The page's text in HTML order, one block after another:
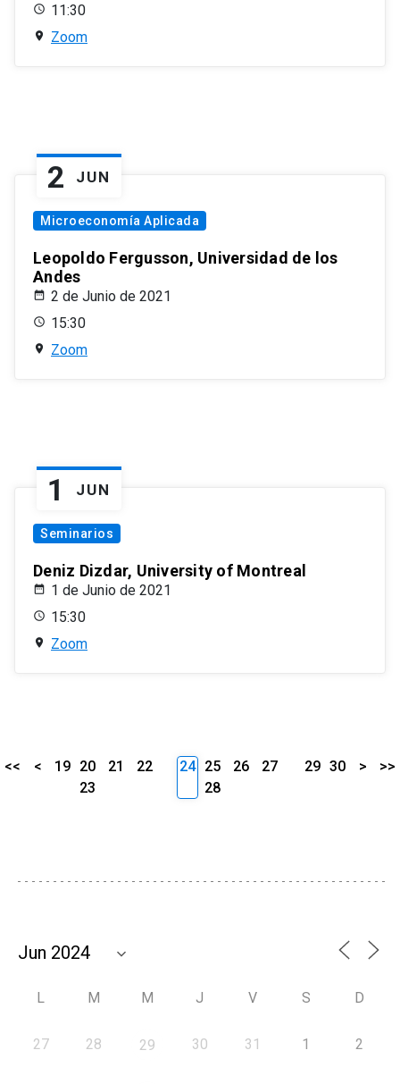
11:30
Zoom
2 JUN
Microeconomía Aplicada
Leopoldo Fergusson, Universidad de los
Andes
2 de Junio de 2021
15:30
Zoom
1 JUN
Seminarios
Deniz Dizdar, University of Montreal
1 de Junio de 2021
15:30
Zoom
<< < 19 20 21
22
23
24 25 26
27
28
29 30 > >>
L M M J V S D
27 28 29 30 31 1 2